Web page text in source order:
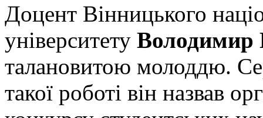
Доцент Вінницького
університету
талановитою молоддю.
такої роботі він назвав